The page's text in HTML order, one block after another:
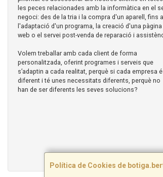
Política de Cookies de
les peces relacionades amb la informàtica en el
negoci: des de la tria i la compra d'un aparell, fins a
l'adaptació d'un programa, la creació d'una pàgina
web o el servei post-venda de reparació i
Volem treballar amb cada client de forma
personalitzada, oferint programes i serveis que
s’adaptin a cada realitat, perquè si cada empresa
diferent i té unes necessitats diferents, perquè no
han de ser diferents les seves solucions?